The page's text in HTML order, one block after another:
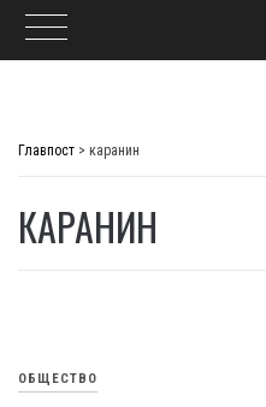
Главпост > каранин
КАРАНИН
ОБЩЕСТВО